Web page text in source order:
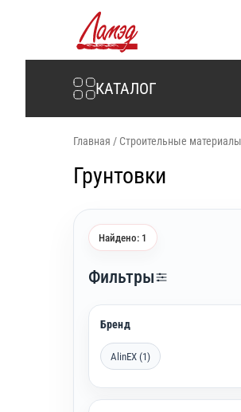
Интернет-магазин Ламэд
КАТАЛОГ
Главная / Строительные материалы
Грунтовки
Найдено: 1
Фильтры
Бренд
AlinEX (1)